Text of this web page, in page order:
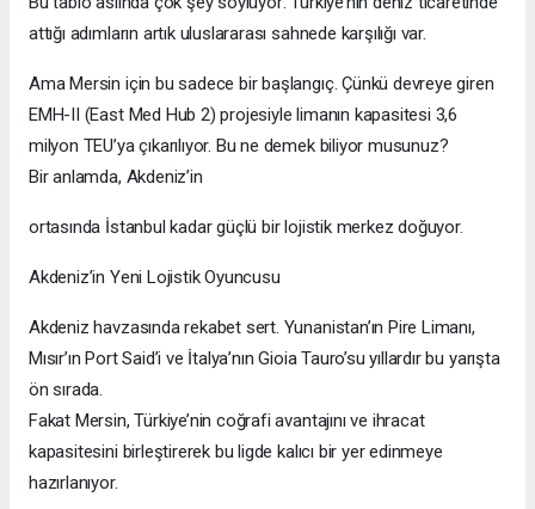
Kısacası, Mersin haritada bir şehirden çok daha fazlası:
Türkiye’nin dış ticaret kapılarından biri.
Dünyanın İlk 100 Limanı Arasında
Dünyanın en saygın denizcilik raporlarından biri olan Lloyd’s
List, 2024’te Mersin Limanı’nı dünya genelinde 91. sıraya
Kocaeli, Tekirdağ, Aliağa ve Mersin.
Bu tablo aslında çok şey söylüyor: Türkiye’nin deniz ticaretinde
attığı adımların artık uluslararası sahnede karşılığı var.
Ama Mersin için bu sadece bir başlangıç. Çünkü devreye giren
EMH-II (East Med Hub 2) projesiyle limanın kapasitesi 3,6
milyon TEU’ya çıkarılıyor. Bu ne demek biliyor musunuz?
Bir anlamda, Akdeniz’in